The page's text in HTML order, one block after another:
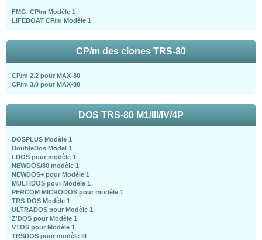
FMG_CP/m Modèle 1
LIFEBOAT CP/m Modèle 1
CP/m des clones TRS-80
CP/m 2.2 pour MAX-80
CP/m 3.0 pour MAX-80
DOS TRS-80 M1/III/IV/4P
DOSPLUS Modèle 1
DoubleDos Model 1
LDOS pour modèle 1
NEWDOS/80 modèle 1
NEWDOS+ pour Modèle 1
MULTIDOS pour Modèle 1
PERCOM MICRODOS pour modèle 1
TRS-DOS Modèle 1
ULTRADOS pour Modèle 1
Z'DOS pour Modèle 1
VTOS pour Modèle 1
TRSDOS pour modèle III